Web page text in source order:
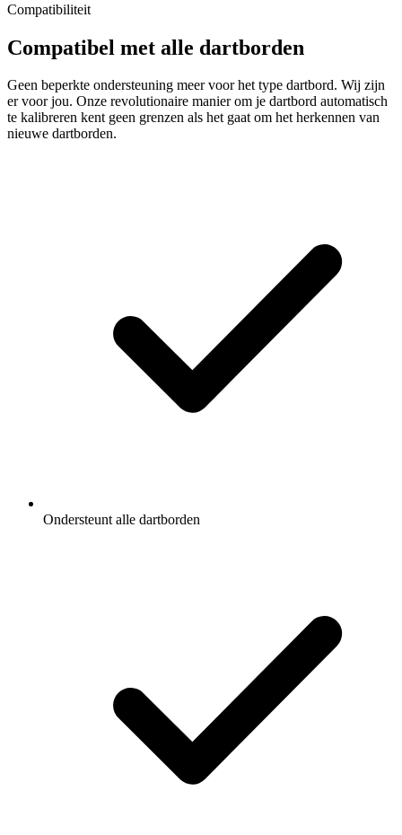
Compatibiliteit
Compatibel met alle dartborden
Geen beperkte ondersteuning meer voor het type dartbord. Wij zijn
er voor jou. Onze revolutionaire manier om je dartbord automatisch
te kalibreren kent geen grenzen als het gaat om het herkennen van
nieuwe dartborden.
Ondersteunt alle dartborden